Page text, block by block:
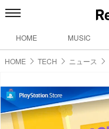
HOME MUSIC
HOME TECH ニュース